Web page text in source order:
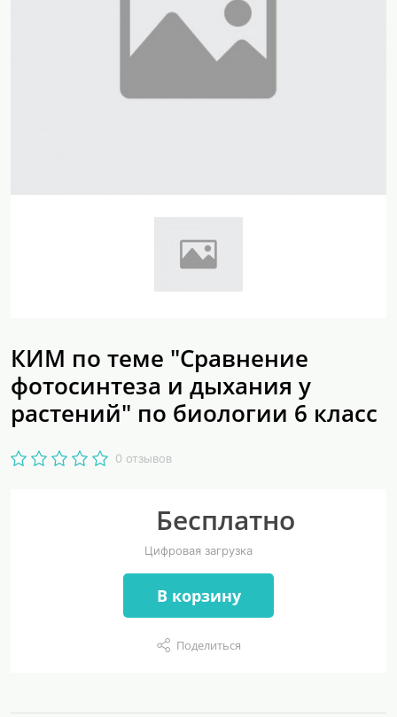
КИМ по теме "Сравнение
фотосинтеза и дыхания у
растений" по биологии 6 класс
0 отзывов
Бесплатно
Цифровая загрузка
В корзину
Поделиться